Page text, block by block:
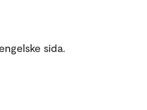
sida.